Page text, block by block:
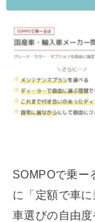
SOMPOで乗ー
に「定額で車に
車選びの自由